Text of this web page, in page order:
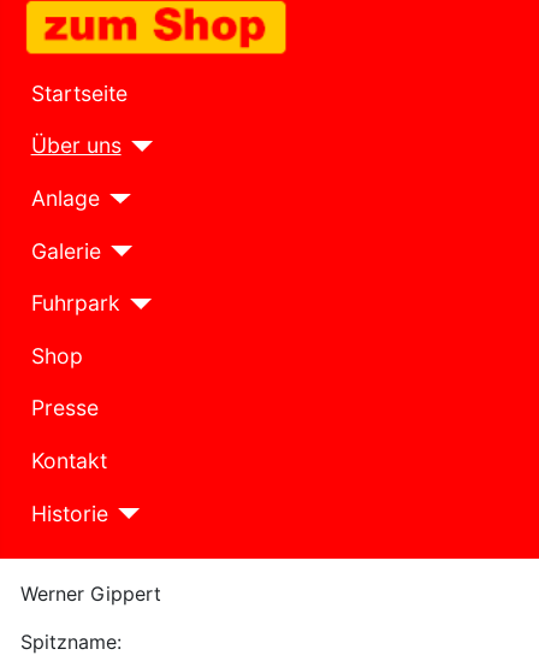
Startseite
Über uns
Anlage
Galerie
Fuhrpark
Shop
Presse
Kontakt
Historie
Werner Gippert
Spitzname: